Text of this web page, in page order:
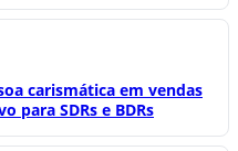
carismática em vendas
para SDRs e BDRs